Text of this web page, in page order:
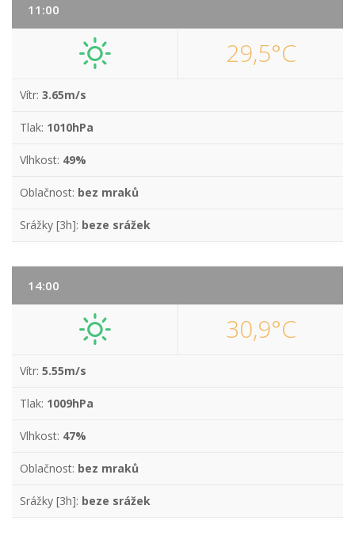
11:00
29,5°C
Vítr: 3.65m/s
Tlak: 1010hPa
Vlhkost: 49%
Oblačnost: bez mraků
Srážky [3h]: beze srážek
14:00
30,9°C
Vítr: 5.55m/s
Tlak: 1009hPa
Vlhkost: 47%
Oblačnost: bez mraků
Srážky [3h]: beze srážek